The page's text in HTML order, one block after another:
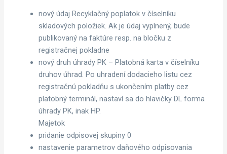
nový údaj Recyklačný poplatok v číselníku
skladových položiek. Ak je údaj vyplnený, bude
publikovaný na faktúre resp. na bločku z
registračnej pokladne
nový druh úhrady PK – Platobná karta v číselníku
druhov úhrad. Po uhradení dodacieho listu cez
registračnú pokladňu s ukončením platby cez
platobný terminál, nastaví sa do hlavičky DL forma
úhrady PK, inak HP.
Majetok
pridanie odpisovej skupiny 0
nastavenie parametrov daňového odpisovania